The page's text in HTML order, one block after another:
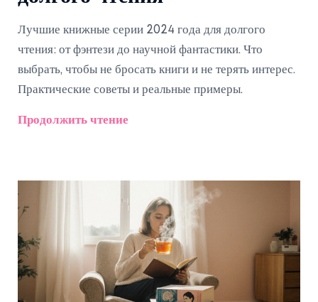
Лучшие книжные серии 2024 года для долгого
чтения: от фэнтези до научной фантастики. Что
выбрать, чтобы не бросать книги и не терять интерес.
Практические советы и реальные примеры.
Продолжить чтение